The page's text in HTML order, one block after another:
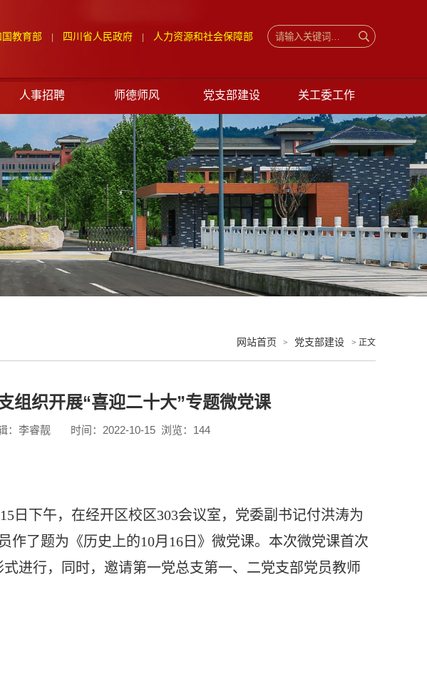
教育部 四川省人民政府 人力资源和社会保障部
人事招聘 师德师风 党支部建设 关工委工作
网站首页 > 党支部建设 > 正文
组织开展“喜迎二十大”专题微党课
：李睿靓时间：2022-10-15 浏览： 144
15 日下午，在经开区校区303会议室，党委副书记付洪涛为
作了题为《历史上的10月 16 日》微党课。本次微党课首次
式进行，同时，邀请第一党总支第一、二党支部党员教师